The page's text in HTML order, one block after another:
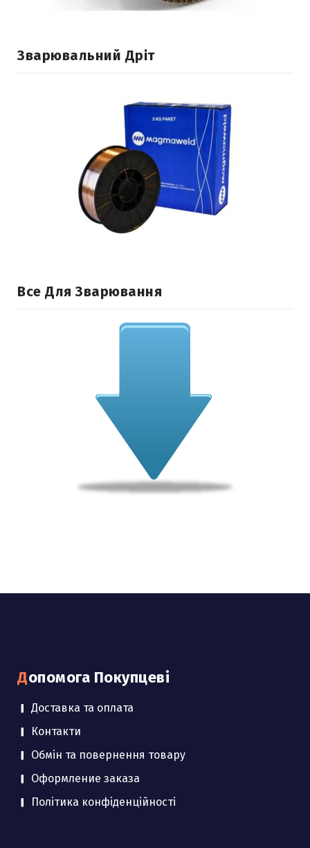
Зварювальний Дріт
Все Для Зварювання
Допомога Покупцеві
Доставка та оплата
Контакти
Обмін та повернення товару
Оформление заказа
Політика конфіденційності